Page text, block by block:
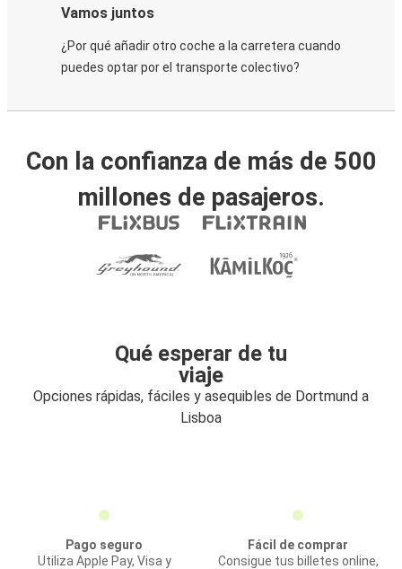
Vamos juntos
¿Por qué añadir otro coche a la carretera cuando
puedes optar por el transporte colectivo?
Con la confianza de más de 500
millones de pasajeros.
Qué esperar de tu
viaje
Opciones rápidas, fáciles y asequibles de Dortmund a
Lisboa
Pago seguro
Utiliza Apple Pay, Visa y
Fácil de comprar
Consigue tus billetes online,